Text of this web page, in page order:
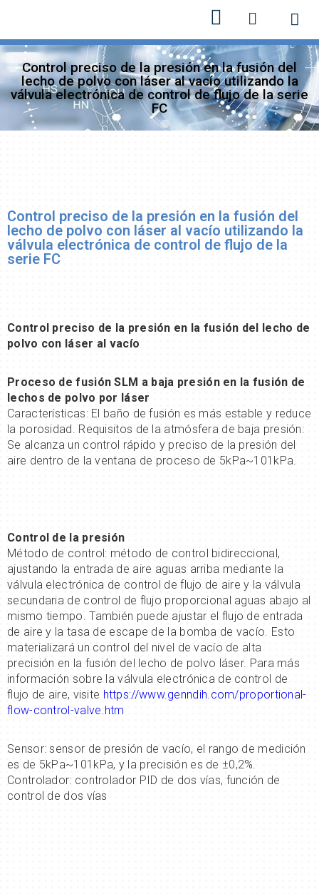
Control preciso de la presión en la fusión del
lecho de polvo con láser al vacío utilizando la
válvula electrónica de control de flujo de la serie
FC
Control preciso de la presión en la fusión del
lecho de polvo con láser al vacío utilizando la
válvula electrónica de control de flujo de la
serie FC
Control preciso de la presión en la fusión del lecho de
polvo con láser al vacío
Proceso de fusión SLM a baja presión en la fusión de
lechos de polvo por láser
Características: El baño de fusión es más estable y reduce
la porosidad. Requisitos de la atmósfera de baja presión:
Se alcanza un control rápido y preciso de la presión del
aire dentro de la ventana de proceso de 5kPa~101kPa.
Control de la presión
Método de control: método de control bidireccional,
ajustando la entrada de aire aguas arriba mediante la
válvula electrónica de control de flujo de aire y la válvula
secundaria de control de flujo proporcional aguas abajo al
mismo tiempo. También puede ajustar el flujo de entrada
de aire y la tasa de escape de la bomba de vacío. Esto
materializará un control del nivel de vacío de alta
precisión en la fusión del lecho de polvo láser. Para más
información sobre la válvula electrónica de control de
flujo de aire, visite https://www.genndih.com/proportional-
flow-control-valve.htm
Sensor: sensor de presión de vacío, el rango de medición
es de 5kPa~101kPa, y la precisión es de ±0,2%.
Controlador: controlador PID de dos vías, función de
control de dos vías